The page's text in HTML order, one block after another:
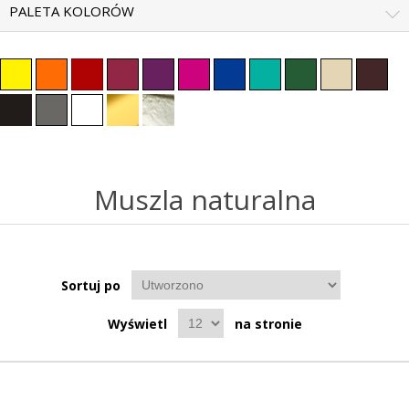
PALETA KOLORÓW
Muszla naturalna
Sortuj po
Wyświetl na stronie